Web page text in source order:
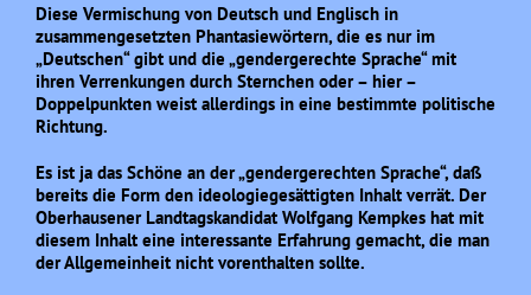
Diese Vermischung von Deutsch und Englisch in
zusammengesetzten Phantasiewörtern, die es nur im
„Deutschen“ gibt und die „gendergerechte Sprache“ mit
ihren Verrenkungen durch Sternchen oder – hier –
Doppelpunkten weist allerdings in eine bestimmte politische
Richtung.
Es ist ja das Schöne an der „gendergerechten Sprache“, daß
bereits die Form den ideologiegesättigten Inhalt verrät. Der
Oberhausener Landtagskandidat Wolfgang Kempkes hat mit
diesem Inhalt eine interessante Erfahrung gemacht, die man
der Allgemeinheit nicht vorenthalten sollte.